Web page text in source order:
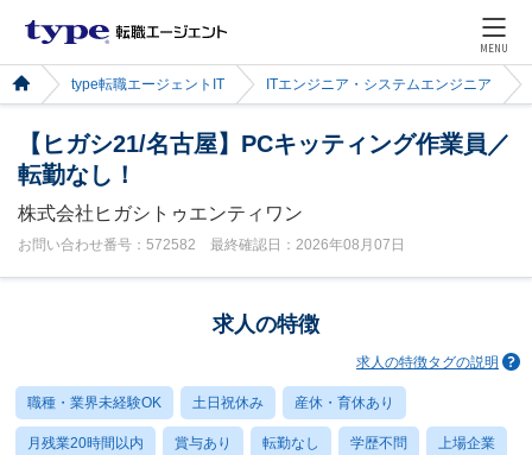
MENU
type転職エージェントIT ITエンジニア・システムエンジニア
【ヒガシ21/名古屋】PCキッティング作業員／
転勤なし！
株式会社ヒガシトゥエンティワン
お問い合わせ番号：572582 最終確認日：2026年08月07日
求人の特徴
求人の特徴タグの説明
職種・業界未経験OK 土日祝休み 産休・育休あり
月残業20時間以内 賞与あり 転勤なし 学歴不問 上場企業